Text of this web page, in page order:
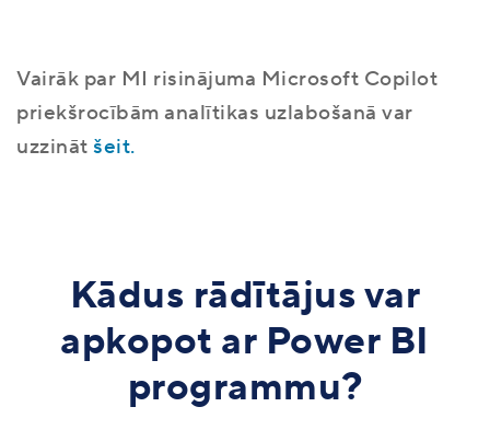
Vairāk par MI risinājuma Microsoft Copilot
priekšrocībām analītikas uzlabošanā var
uzzināt šeit.
Kādus rādītājus var
apkopot ar Power BI
programmu?